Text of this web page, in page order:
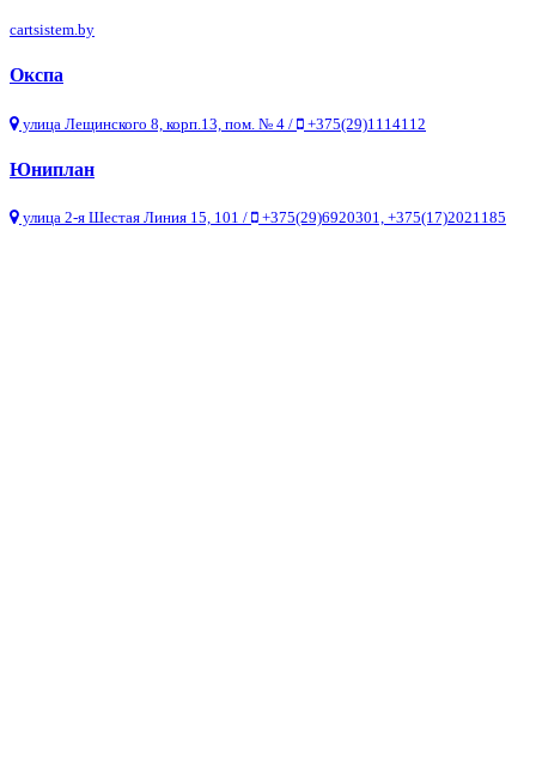
cartsistem.by
Окспа
улица Лещинского 8, корп.13, пом. № 4 / +375(29)1114112
Юниплан
улица 2-я Шестая Линия 15, 101 / +375(29)6920301, +375(17)2021185